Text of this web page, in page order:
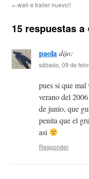
←wall-e trailer nuevo!!
15 respuestas a
paoladijo:
sábado, 09 de
pues si que
verano del
de junio, que
penita que el
asi
Responder